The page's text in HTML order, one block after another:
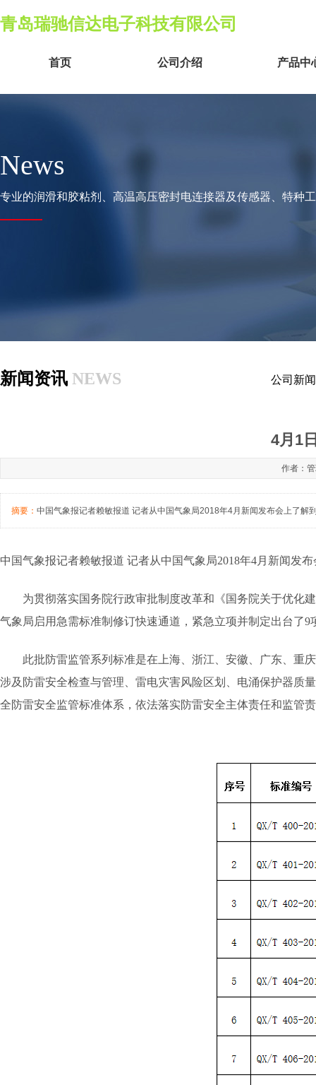
首页 公司介绍 产品中
青岛瑞驰信达电子科技有限公司
公司新闻
News
专业的润滑和胶粘剂、高温高压密封电连接器及传感器、特种
新闻资讯 NEWS
4月1
作者：
摘要： 中国气象报记者赖敏报道 记者从中国气象局2018年4月新闻发布会上了解
中国气象报记者赖敏报道 记者从中国气象局2018年4月新闻发
为贯彻落实国务院行政审批制度改革和《国务院关于优化建
气象局启用急需标准制修订快速通道，紧急立项并制定出台了
此批防雷监管系列标准是在上海、浙江、安徽、广东、重庆
涉及防雷安全检查与管理、雷电灾害风险区划、电涌保护器质
全防雷安全监管标准体系，依法落实防雷安全主体责任和监管